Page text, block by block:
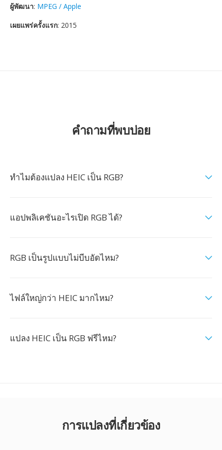
ผู้พัฒนา: MPEG / Apple
เผยแพร่ครั้งแรก: 2015
คำถามที่พบบ่อย
ทำไมต้องแปลง HEIC เป็น RGB?
แอปพลิเคชันอะไรเปิด RGB ได้?
RGB เป็นรูปแบบไม่บีบอัดไหม?
ไฟล์ใหญ่กว่า HEIC มากไหม?
แปลง HEIC เป็น RGB ฟรีไหม?
การแปลงที่เกี่ยวข้อง